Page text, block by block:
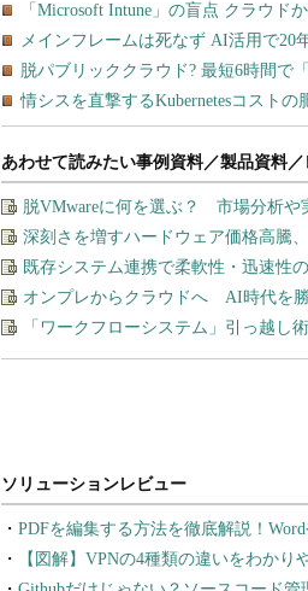
あわせて読みたい事例資料／製品資料
脱VMwareに何を選ぶ？ 市場分析や
深刻さを増すハードウェア価格高騰
既存システム連携で柔軟性・迅速性
オンプレからクラウドへ AI時代を
「ワークフローシステム」引っ越し
PDFを編集する方法を徹底解説！
【図解】VPNの4種類の違いをわか